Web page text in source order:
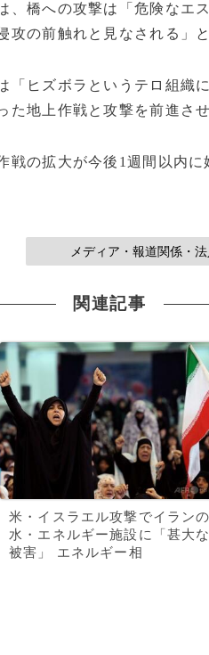
、橋への攻撃は「危険なエ
の前触れと見なされる」と
「ヒズボラというテロ組織
た地上作戦と攻撃を前進さ
戦の拡大が今後1週間以内
メディア・報道関係・
関連記事
米・イスラエル攻撃でイランの
水・エネルギー施設に「甚大な
被害」 エネルギー相